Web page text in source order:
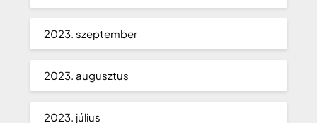
2023. szeptember
2023. augusztus
2023. július